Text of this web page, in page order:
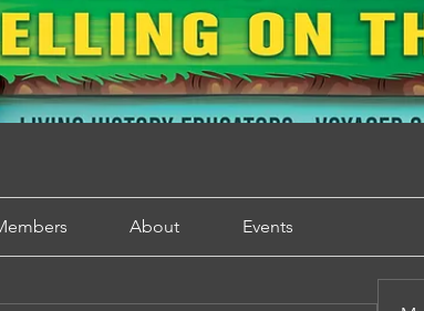
About Events